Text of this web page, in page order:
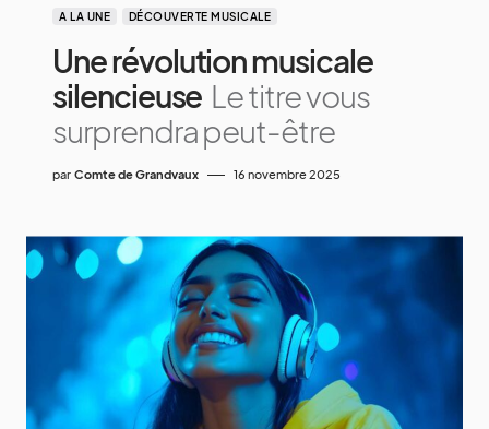
A LA UNE DÉCOUVERTE MUSICALE
Une révolution musicale
silencieuse Le titre vous
surprendra peut-être
par Comte de Grandvaux 16 novembre 2025